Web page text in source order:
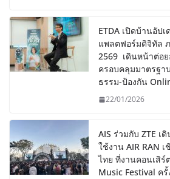
ETDA เปิดบ้านอัป
แพลตฟอร์มดิจิทัล
2569 เดินหน้าต่อย
ครอบคลุมมาตรฐ
ธรรม-ป้องกัน
22/01/2026
AIS ร่วมกับ ZTE เ
ใช้งาน AIR RAN
ไทย ที่งานคอนเสิ
Music Festival ค